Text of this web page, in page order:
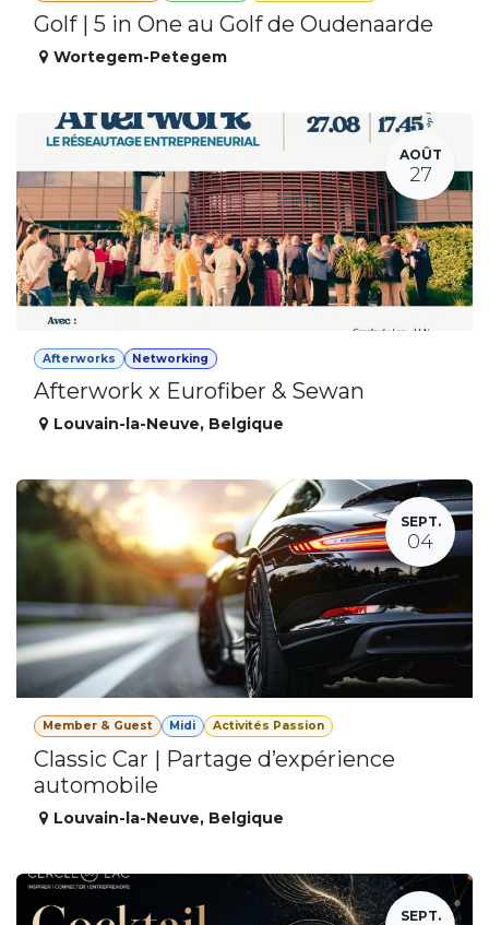
Golf | 5 in One au Golf de Oudenaarde
Wortegem-Petegem
AOÛT
27
Afterworks Networking
Afterwork x Eurofiber & Sewan
Louvain-la-Neuve, Belgique
SEPT.
04
Member & Guest Midi Activités Passion
Classic Car | Partage d’expérience
automobile
Louvain-la-Neuve, Belgique
SEPT.